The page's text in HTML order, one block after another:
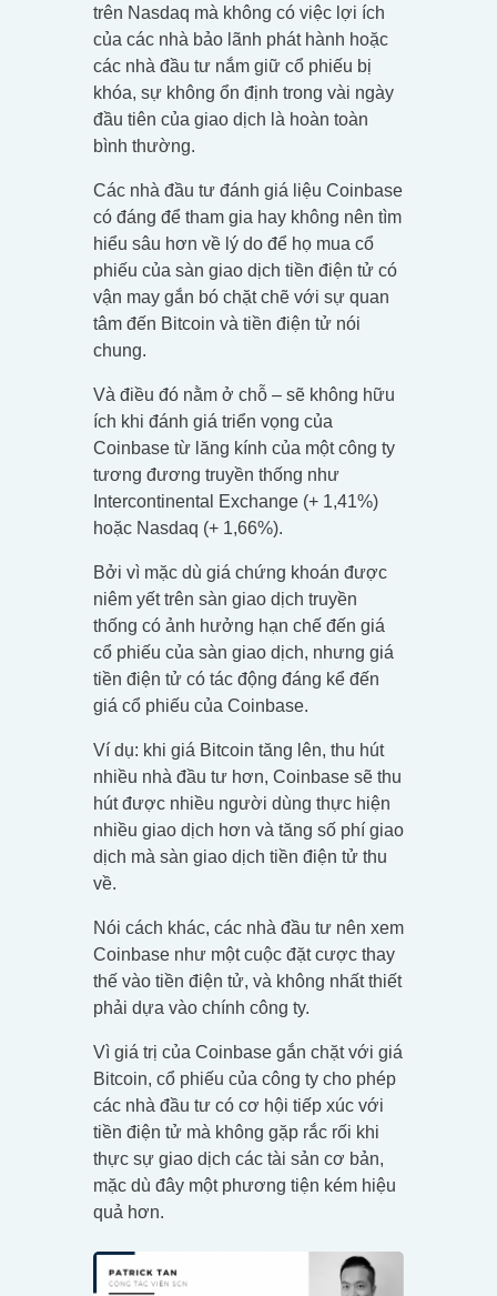
trên Nasdaq mà không có việc lợi ích
của các nhà bảo lãnh phát hành hoặc
các nhà đầu tư nắm giữ cổ phiếu bị
khóa, sự không ổn định trong vài ngày
đầu tiên của giao dịch là hoàn toàn
bình thường.
Các nhà đầu tư đánh giá liệu Coinbase
có đáng để tham gia hay không nên tìm
hiểu sâu hơn về lý do để họ mua cổ
phiếu của sàn giao dịch tiền điện tử có
vận may gắn bó chặt chẽ với sự quan
tâm đến Bitcoin và tiền điện tử nói
chung.
Và điều đó nằm ở chỗ – sẽ không hữu
ích khi đánh giá triển vọng của
Coinbase từ lăng kính của một công ty
tương đương truyền thống như
Intercontinental Exchange (+ 1,41%)
hoặc Nasdaq (+ 1,66%).
Bởi vì mặc dù giá chứng khoán được
niêm yết trên sàn giao dịch truyền
thống có ảnh hưởng hạn chế đến giá
cổ phiếu của sàn giao dịch, nhưng giá
tiền điện tử có tác động đáng kể đến
giá cổ phiếu của Coinbase.
Ví dụ: khi giá Bitcoin tăng lên, thu hút
nhiều nhà đầu tư hơn, Coinbase sẽ thu
hút được nhiều người dùng thực hiện
nhiều giao dịch hơn và tăng số phí giao
dịch mà sàn giao dịch tiền điện tử thu
về.
Nói cách khác, các nhà đầu tư nên xem
Coinbase như một cuộc đặt cược thay
thế vào tiền điện tử, và không nhất thiết
phải dựa vào chính công ty.
Vì giá trị của Coinbase gắn chặt với giá
Bitcoin, cổ phiếu của công ty cho phép
các nhà đầu tư có cơ hội tiếp xúc với
tiền điện tử mà không gặp rắc rối khi
thực sự giao dịch các tài sản cơ bản,
mặc dù đây một phương tiện kém hiệu
quả hơn.